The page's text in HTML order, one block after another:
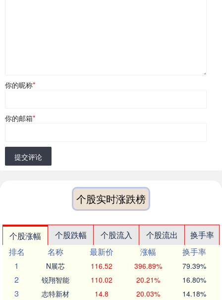
你的昵称*
你的邮箱*
提交评论
个股实时涨跌榜
个股涨幅 个股跌幅 个股流入 个股流出
换手率
排名
名称 最新价 涨幅
换手率
1
N展芯 116.52 396.89% 79.39%
2 锐翔智能 110.02 20.21% 16.80%
3 志特新材 14.8 20.03% 14.18%